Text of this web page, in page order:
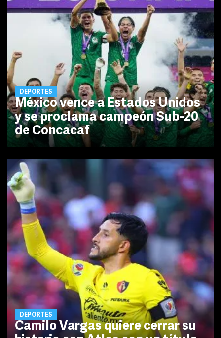
DEPORTES
México vence a Estados Unidos
y se proclama campeón Sub-20
de Concacaf
DEPORTES
Camilo Vargas quiere cerrar su